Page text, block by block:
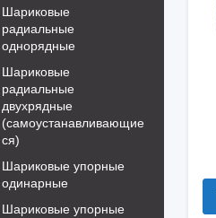
Шариковые
радиальные
однорядные
Шариковые
радиальные
двухрядные
(самоустанавливающие
ся)
Шариковые упорные
одинарные
Шариковые упорные